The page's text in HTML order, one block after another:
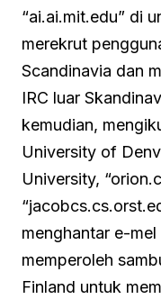
“ai.ai.mit.edu” di
merekrut
Scandinavia dan
IRC luar
kemudian,
University of
University,
menghantar e-
memperoleh
Finland untuk